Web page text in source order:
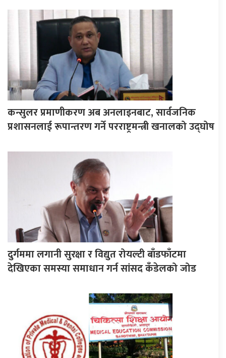
कन्सुलर प्रमाणीकरण अब अनलाइनबाट, सार्वजनिक
प्रशासनलाई रूपान्तरण गर्ने परराष्ट्रमन्त्री खनालको उद्घोष
दुर्गममा लगानी सुरक्षा र विद्युत रोयल्टी बाँडफाँटमा
देखिएका समस्या समाधान गर्न सांसद कँडेलको जोड